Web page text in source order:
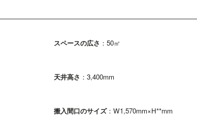
スペースの広さ ：50㎡
天井高さ ：3,400mm
搬入間口のサイズ：W1,570mm×H**mm